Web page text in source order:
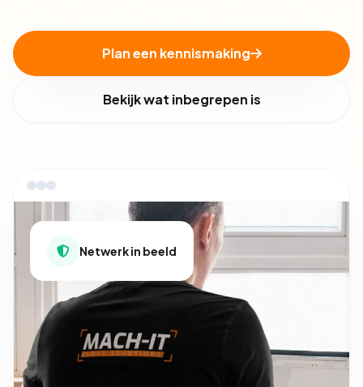
Plan een kennismaking
Bekijk wat inbegrepen is
Netwerk in beeld